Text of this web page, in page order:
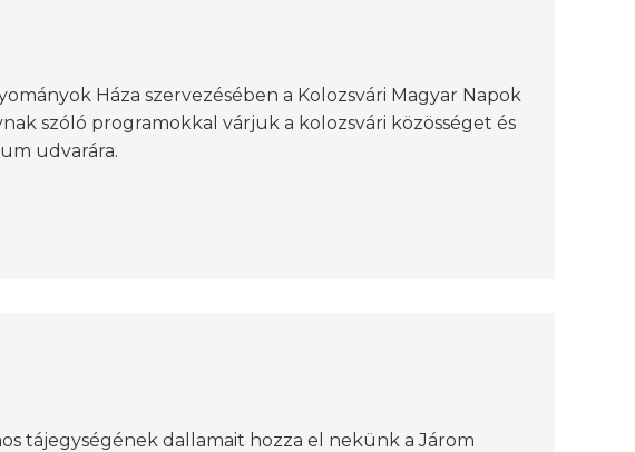
Háza szervezésében a Kolozsvári Magyar Napok
szóló programokkal várjuk a kolozsvári közösséget és
udvarára.
tájegységének dallamait hozza el nekünk a Járom